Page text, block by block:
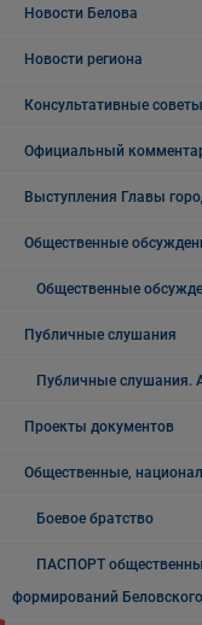
Новости Белова
Новости региона
Консультативные советы
Официальный
Выступления Главы
Общественные
Общественные
Публичные слушания
Публичные слушания.
Проекты документов
Общественные,
Боевое братство
ПАСПОРТ
формирований Беловского